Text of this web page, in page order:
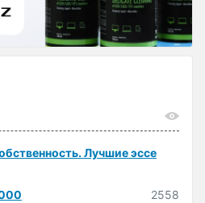
Лучшие эссе
2558